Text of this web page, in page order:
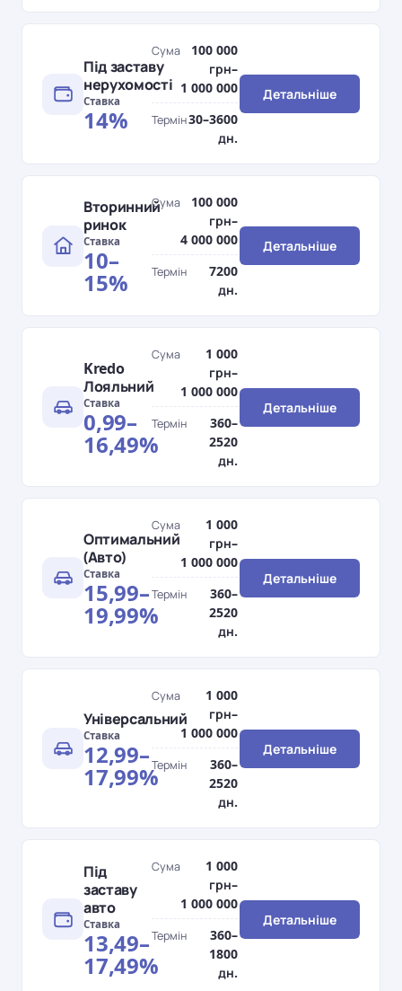
Під заставу
нерухомості
Ставка
14%
Сума
100 000
грн–
1 000 000
Термін30–3600
дн.
Детальніше
Вторинний
ринок
Ставка
10–
15%
Сума
100 000
грн–
4 000 000
Термін
7200
дн.
Детальніше
Kredo
Лояльний
Ставка
0,99–
16,49%
Сума
1 000
грн–
1 000 000
Термін
360–
2520
дн.
Детальніше
Оптимальний
(Авто)
Ставка
15,99–
19,99%
Сума
1 000
грн–
1 000 000
Термін
360–
2520
дн.
Детальніше
Універсальний
Ставка
12,99–
17,99%
Сума
1 000
грн–
1 000 000
Термін
360–
2520
дн.
Детальніше
Під
заставу
авто
Ставка
13,49–
17,49%
Сума
1 000
грн–
1 000 000
Термін
360–
1800
дн.
Детальніше